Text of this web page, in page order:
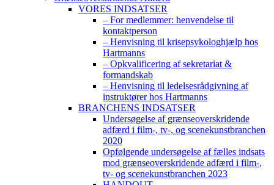
VORES INDSATSER
– For medlemmer: henvendelse til
kontaktperson
– Henvisning til krisepsykologhjælp hos
Hartmanns
– Opkvalificering af sekretariat &
formandskab
– Henvisning til ledelsesrådgivning af
instruktører hos Hartmanns
BRANCHENS INDSATSER
Undersøgelse af grænseoverskridende
adfærd i film-, tv-, og scenekunstbranchen
2020
Opfølgende undersøgelse af fælles indsats
mod grænseoverskridende adfærd i film-,
tv- og scenekunstbranchen 2023